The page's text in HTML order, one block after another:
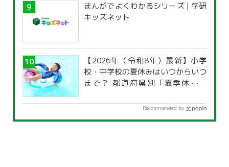
まんがでよくわかるシリーズ | 学研
キッズネット
【2026年（令和8年）最新】小学
校・中学校の夏休みはいつからいつ
まで？ 都道府県別「夏季休暇一
Recommended by